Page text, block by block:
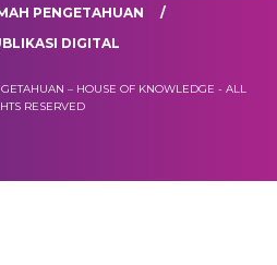
PENGETAHUAN
DIGITAL
– HOUSE OF KNOWLEDGE - ALL
RESERVED